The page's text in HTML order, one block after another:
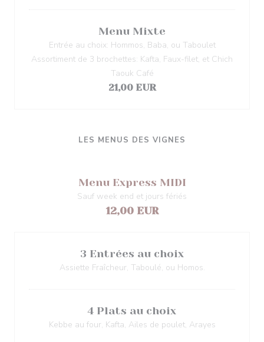
Menu Mixte
Entrée au choix: Hommos, Baba, ou Taboulet
Assortiment de 3 brochettes: Kafta, Faux-filet, et Chich
Taouk Café
21,00 EUR
LES MENUS DES VIGNES
Menu Express MIDI
Sauf week end et jours fériés
12,00 EUR
3 Entrées au choix
Assiette Fraîcheur, Taboulé, ou Homos.
4 Plats au choix
Kebbe au four, Kafta, Ailes de poulet, Arayes